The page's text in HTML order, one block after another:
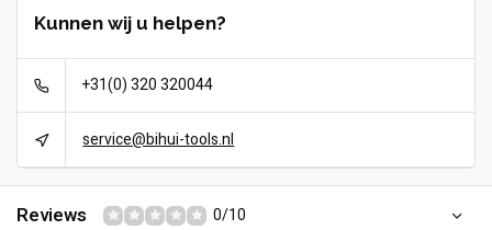
Kunnen wij u helpen?
+31(0) 320 320044
service@bihui-tools.nl
Reviews 0/10